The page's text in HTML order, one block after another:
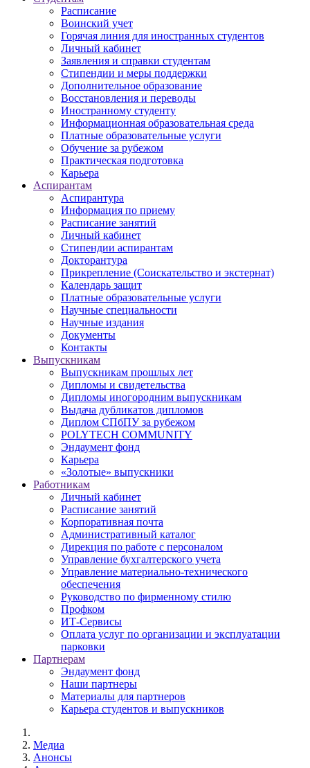
Расписание
Воинский учет
Горячая линия для иностранных студентов
Личный кабинет
Заявления и справки студентам
Стипендии и меры поддержки
Дополнительное образование
Восстановления и переводы
Иностранному студенту
Информационная образовательная среда
Платные образовательные услуги
Обучение за рубежом
Практическая подготовка
Карьера
Аспирантам
Аспирантура
Информация по приему
Расписание занятий
Личный кабинет
Стипендии аспирантам
Докторантура
Прикрепление (Соискательство и экстернат)
Календарь защит
Платные образовательные услуги
Научные специальности
Научные издания
Документы
Контакты
Выпускникам
Выпускникам прошлых лет
Дипломы и свидетельства
Дипломы иногородним выпускникам
Выдача дубликатов дипломов
Диплом СПбПУ за рубежом
POLYTECH COMMUNITY
Эндаумент фонд
Карьера
«Золотые» выпускники
Работникам
Личный кабинет
Расписание занятий
Корпоративная почта
Административный каталог
Дирекция по работе с персоналом
Управление бухгалтерского учета
Управление материально-технического
обеспечения
Руководство по фирменному стилю
Профком
ИТ-Сервисы
Оплата услуг по организации и эксплуатации
парковки
Партнерам
Эндаумент фонд
Наши партнеры
Материалы для партнеров
Карьера студентов и выпускников
Медиа
Анонсы